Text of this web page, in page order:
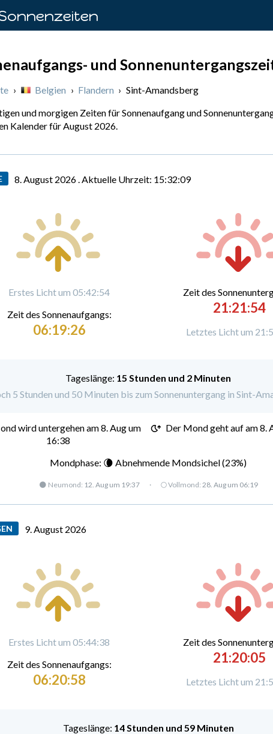
und
› Belgien › Flandern › Sint-Amandsberg
und morgigen Zeiten für Sonnenaufgang und
Kalender für August 2026.
8. August 2026 . Aktuelle Uhrzeit: 15:32:10
Erstes Licht um 05:42:54
Zeit des Sonnenaufgangs:
06:19:26
Zeit des
21:21:54
Letztes Licht um
Tageslänge: 15 Stunden und 2 Minuten
5 Stunden und 50 Minuten bis zum Sonnenuntergang in Sint-
wird untergehen am8. Aug um
16:38
Der Mond geht auf am 8.
Mondphase: 🌘 Abnehmende Mondsichel (23%)
🌑 Neumond: 12. Aug um 19:37 · 🌕 Vollmond: 28. Aug um 06:19
9. August 2026
Erstes Licht um 05:44:38
Zeit des Sonnenaufgangs:
06:20:58
Zeit des
21:20:05
Letztes Licht um
Tageslänge: 14 Stunden und 59 Minuten